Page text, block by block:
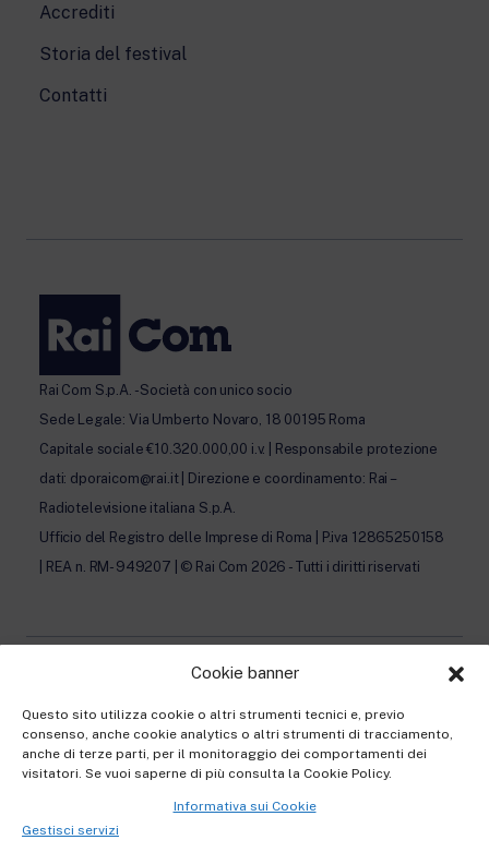
Cookie banner
Questo sito utilizza cookie o altri strumenti tecnici e, previo
consenso, anche cookie analytics o altri strumenti di tracciamento,
anche di terze parti, per il monitoraggio dei comportamenti dei
visitatori. Se vuoi saperne di più consulta la Cookie Policy.
Informativa sui Cookie
Gestisci servizi
Accrediti
Storia del festival
Contatti
Rai Com S.p.A. - Società con unico socio
Sede Legale: Via Umberto Novaro, 18 00195 Roma
Capitale sociale €10.320.000,00 i.v. | Responsabile protezione
dati: dporaicom@rai.it | Direzione e coordinamento: Rai –
Radiotelevisione italiana S.p.A.
Ufficio del Registro delle Imprese di Roma | P.iva 12865250158
| REA n. RM- 949207 | © Rai Com 2026 - Tutti i diritti riservati
Cookie Policy e Preferenze Cookie
Informativa Contatti
Informativa registrazione al Festival